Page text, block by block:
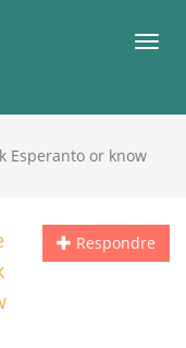
Esperanto or know
Respondre